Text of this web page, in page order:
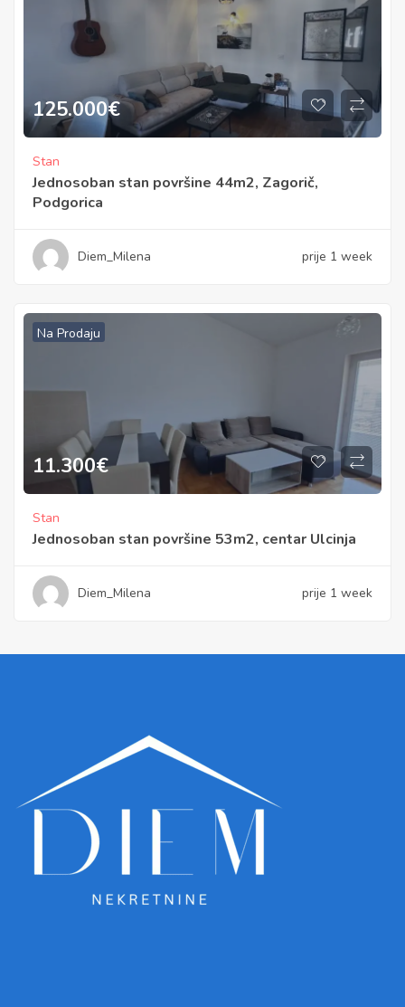
125.000€
Stan
Jednosoban stan površine 44m2, Zagorič,
Podgorica
Diem_Milena prije 1 week
Na Prodaju
11.300€
Stan
Jednosoban stan površine 53m2, centar Ulcinja
Diem_Milena prije 1 week